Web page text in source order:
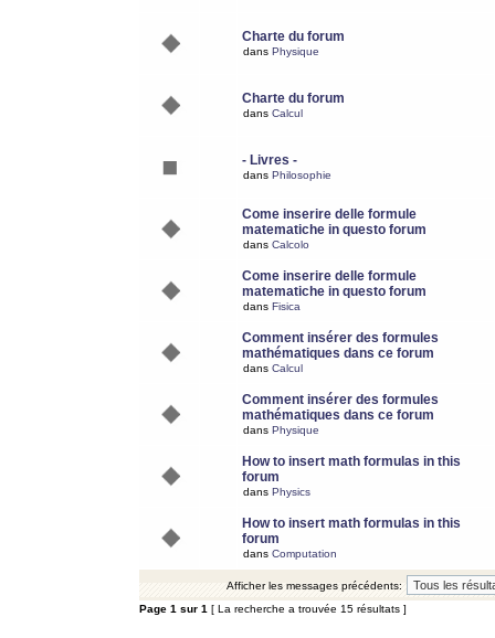
Charte du forum
dans Physique
Charte du forum
dans Calcul
- Livres -
dans Philosophie
Come inserire delle formule
matematiche in questo forum
dans Calcolo
Come inserire delle formule
matematiche in questo forum
dans Fisica
Comment insérer des formules
mathématiques dans ce forum
dans Calcul
Comment insérer des formules
mathématiques dans ce forum
dans Physique
How to insert math formulas in this
forum
dans Physics
How to insert math formulas in this
forum
dans Computation
Afficher les messages précédents:
Page 1 sur 1 [ La recherche a trouvée 15 résultats ]